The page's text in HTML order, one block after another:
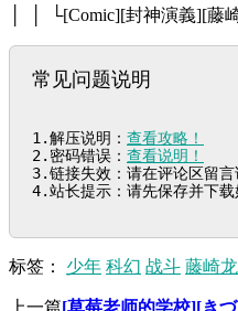
│ │ └[Comic][封神演義][藤
常见问题说明
1.解压说明： 查看攻略！
2.密码错误： 查看说明！
3.链接失效：请在评论区留言
4.站长提示：请先保存并下载
标签： 少年 科幻 战斗 藤崎龙
上一篇[草莓老师的学校][き